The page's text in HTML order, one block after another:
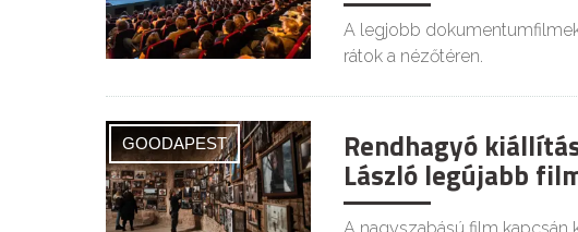
A legjobb
rátok a nézőtéren.
GOODAPEST Rendhagyó
László legújabb